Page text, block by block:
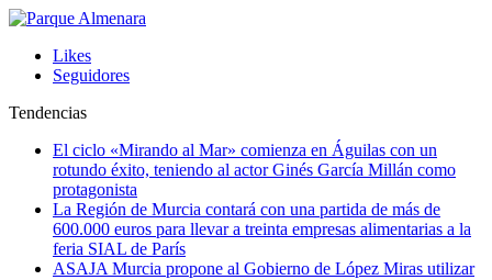
Likes
Seguidores
Tendencias
El ciclo «Mirando al Mar» comienza en Águilas con un
rotundo éxito, teniendo al actor Ginés García Millán como
protagonista
La Región de Murcia contará con una partida de más de
600.000 euros para llevar a treinta empresas alimentarias a la
feria SIAL de París
ASAJA Murcia propone al Gobierno de López Miras utilizar